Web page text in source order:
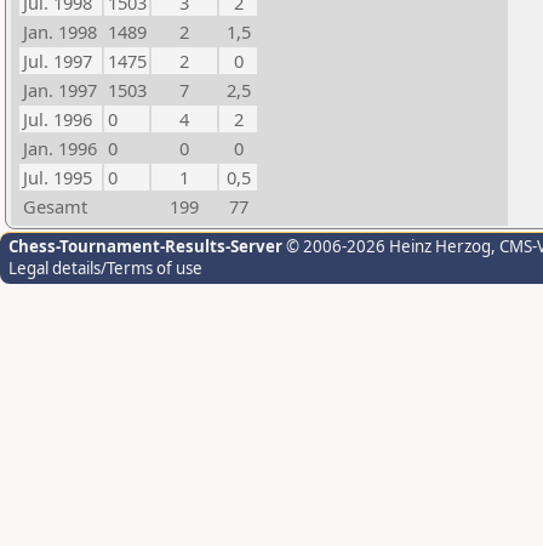
Jan. 1998 1489 2
1,5
Jul. 1997
1475 2
0
Jan. 1997 1503 7
2,5
Jul. 1996
0 4
2
Jan. 1996 0 0
0
Jul. 1995
0 1
0,5
Gesamt
199 77
Chess-Tournament-Results-Server© 2006-2026 Heinz Herzog,
Legal details/Terms of use